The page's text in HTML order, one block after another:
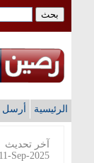
الرئيسية أرسل
آخر تحديث
11-Sep-2025